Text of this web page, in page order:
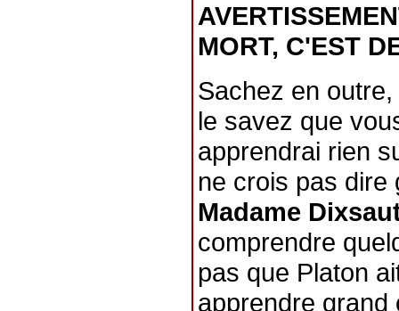
MORT, C'EST
Sachez en
le savez que
apprendrai rien
ne crois pas dire
Madame
comprendre
pas que Platon
apprendre grand